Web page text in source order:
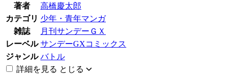
著者
高橋慶太郎
カテゴリ 少年・青年マンガ
雑誌
月刊サンデーＧＸ
レーベル サンデーGXコミックス
ジャンル バトル
詳細を見る とじる